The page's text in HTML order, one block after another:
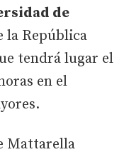
de
la República
tendrá lugar el
en el
Mattarella